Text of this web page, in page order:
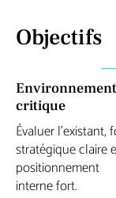
Objectifs
critique
Évaluer
stratégique claire
positionnement
interne fort.